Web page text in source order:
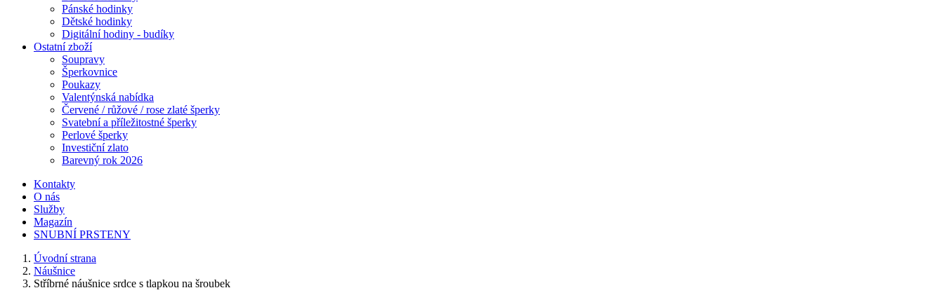
Pánské hodinky
Dětské hodinky
Digitální hodiny - budíky
Ostatní zboží
Soupravy
Šperkovnice
Poukazy
Valentýnská nabídka
Červené / růžové / rose zlaté šperky
Svatební a příležitostné šperky
Perlové šperky
Investiční zlato
Barevný rok 2026
Kontakty
O nás
Služby
Magazín
SNUBNÍ PRSTENY
Úvodní strana
Náušnice
Stříbrné náušnice srdce s tlapkou na šroubek